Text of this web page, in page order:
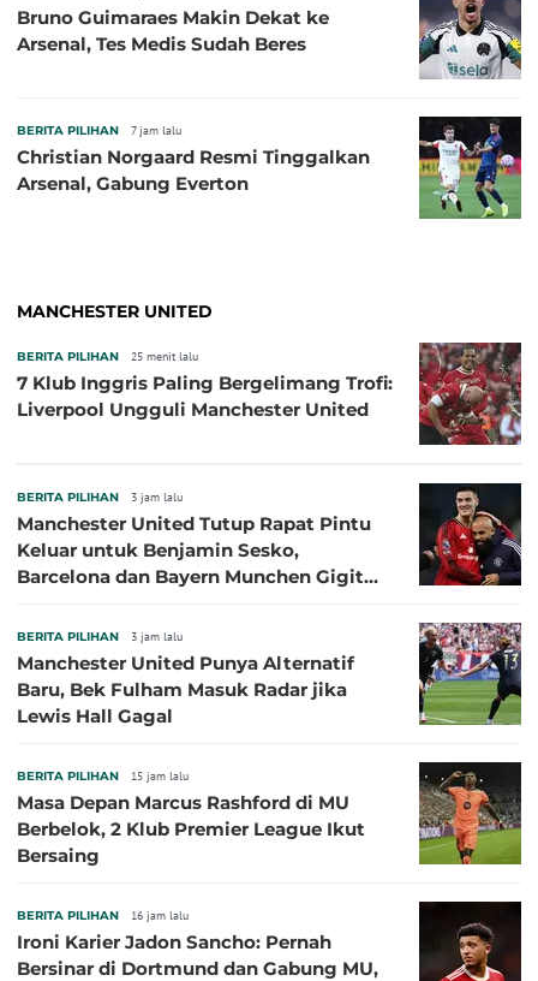
Bruno Guimaraes Makin Dekat ke
Arsenal, Tes Medis Sudah Beres
BERITA PILIHAN 7 jam lalu
Christian Norgaard Resmi Tinggalkan
Arsenal, Gabung Everton
MANCHESTER UNITED
BERITA PILIHAN 25 menit lalu
7 Klub Inggris Paling Bergelimang Trofi:
Liverpool Ungguli Manchester United
BERITA PILIHAN 3 jam lalu
Manchester United Tutup Rapat Pintu
Keluar untuk Benjamin Sesko,
Barcelona dan Bayern Munchen Gigit
BERITA PILIHAN 3 jam lalu
Manchester United Punya Alternatif
Baru, Bek Fulham Masuk Radar jika
Lewis Hall Gagal
BERITA PILIHAN 15 jam lalu
Masa Depan Marcus Rashford di MU
Berbelok, 2 Klub Premier League Ikut
Bersaing
BERITA PILIHAN 16 jam lalu
Ironi Karier Jadon Sancho: Pernah
Bersinar di Dortmund dan Gabung MU,